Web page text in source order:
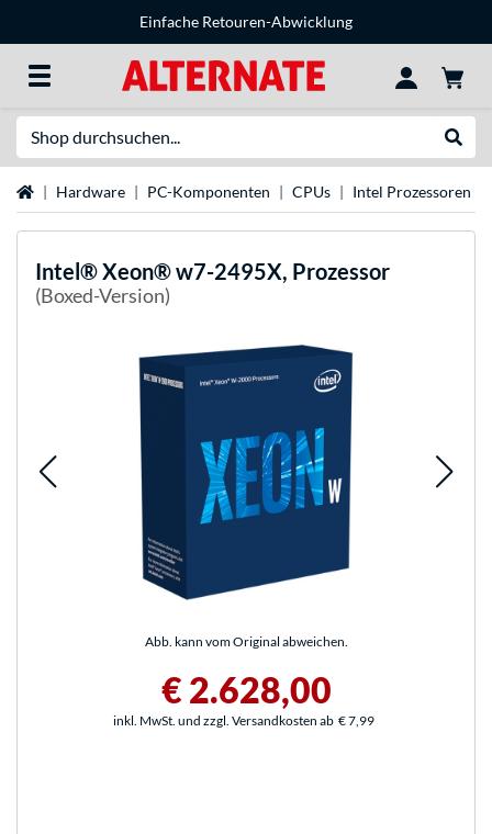
Einfache Retouren-Abwicklung
StartseiteHardware PC-Komponenten CPUs Intel Prozessoren
Intel®Xeon® w7-2495X, Prozessor
(Boxed-Version)
Abb. kann vom Original abweichen.
€ 2.628,00
inkl. MwSt. und zzgl. Versandkosten ab € 7,99